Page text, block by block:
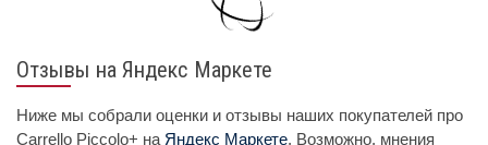
Отзывы на Яндекс Маркете
Ниже мы собрали оценки и отзывы наших покупателей про
Carrello Piccolo+ на Яндекс Маркете. Возможно, мнения